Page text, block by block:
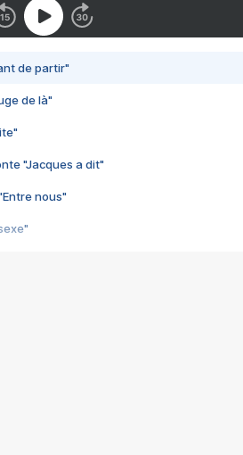
de partir"
de là"
"Jacques a dit"
nous"